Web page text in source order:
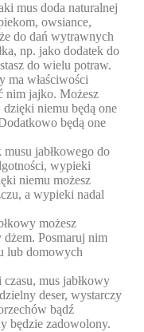
mus doda naturalnej
owsiance,
do dań wytrawnych
np. jako dodatek do
do wielu potraw.
ma właściwości
nim jajko. Możesz
niemu będą one
będą one
jabłkowego do
wypieki
niemu możesz
a wypieki nadal
możesz
Posmaruj nim
lub domowych
mus jabłkowy
deser, wystarczy
bądź
będzie zadowolony.